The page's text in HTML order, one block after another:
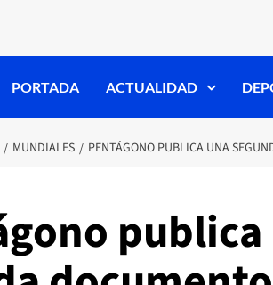
PORTADA ACTUALIDAD
MUNDIALES PENTÁGONO PUBLICA UNA